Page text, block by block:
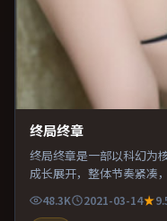
终局终章
终局终章是一部以科幻为
成长展开，整体节奏紧凑
48.3K 2021-03-14